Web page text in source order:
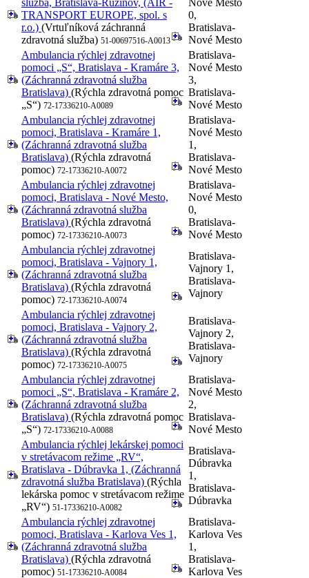
TRANSPORT EUROPE, spol. s
r.o.) (Vrtuľníková záchranná
zdravotná služba) 51-00697516-A0013
0,
Bratislava-
Nové Mesto
Ambulancia rýchlej zdravotnej
pomoci „S“, Bratislava - Kramáre 3,
(Záchranná zdravotná služba
Bratislava) (Rýchla zdravotná pomoc
„S“) 72-17336210-A0089
Bratislava-
Nové Mesto
3,
Bratislava-
Nové Mesto
Ambulancia rýchlej zdravotnej
pomoci, Bratislava - Kramáre 1,
(Záchranná zdravotná služba
Bratislava) (Rýchla zdravotná
pomoc) 72-17336210-A0072
Bratislava-
Nové Mesto
1,
Bratislava-
Nové Mesto
Ambulancia rýchlej zdravotnej
pomoci, Bratislava - Nové Mesto,
(Záchranná zdravotná služba
Bratislava) (Rýchla zdravotná
pomoc) 72-17336210-A0073
Bratislava-
Nové Mesto
0,
Bratislava-
Nové Mesto
Ambulancia rýchlej zdravotnej
pomoci, Bratislava - Vajnory 1,
(Záchranná zdravotná služba
Bratislava) (Rýchla zdravotná
pomoc) 72-17336210-A0074
Bratislava-
Vajnory 1,
Bratislava-
Vajnory
Ambulancia rýchlej zdravotnej
pomoci, Bratislava - Vajnory 2,
(Záchranná zdravotná služba
Bratislava) (Rýchla zdravotná
pomoc) 72-17336210-A0075
Bratislava-
Vajnory 2,
Bratislava-
Vajnory
Ambulancia rýchlej zdravotnej
pomoci „S“, Bratislava - Kramáre 2,
(Záchranná zdravotná služba
Bratislava) (Rýchla zdravotná pomoc
„S“) 72-17336210-A0088
Bratislava-
Nové Mesto
2,
Bratislava-
Nové Mesto
Ambulancia rýchlej lekárskej pomoci
v stretávacom režime „RV“,
Bratislava - Dúbravka 1, (Záchranná
zdravotná služba Bratislava) (Rýchla
lekárska pomoc v stretávacom režime
„RV“) 51-17336210-A0082
Bratislava-
Dúbravka
1,
Bratislava-
Dúbravka
Ambulancia rýchlej zdravotnej
pomoci, Bratislava - Karlova Ves 1,
(Záchranná zdravotná služba
Bratislava) (Rýchla zdravotná
pomoc) 51-17336210-A0084
Bratislava-
Karlova Ves
1,
Bratislava-
Karlova Ves